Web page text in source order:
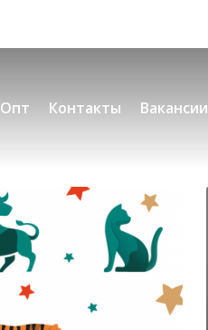
Опт Контакты Вакансии